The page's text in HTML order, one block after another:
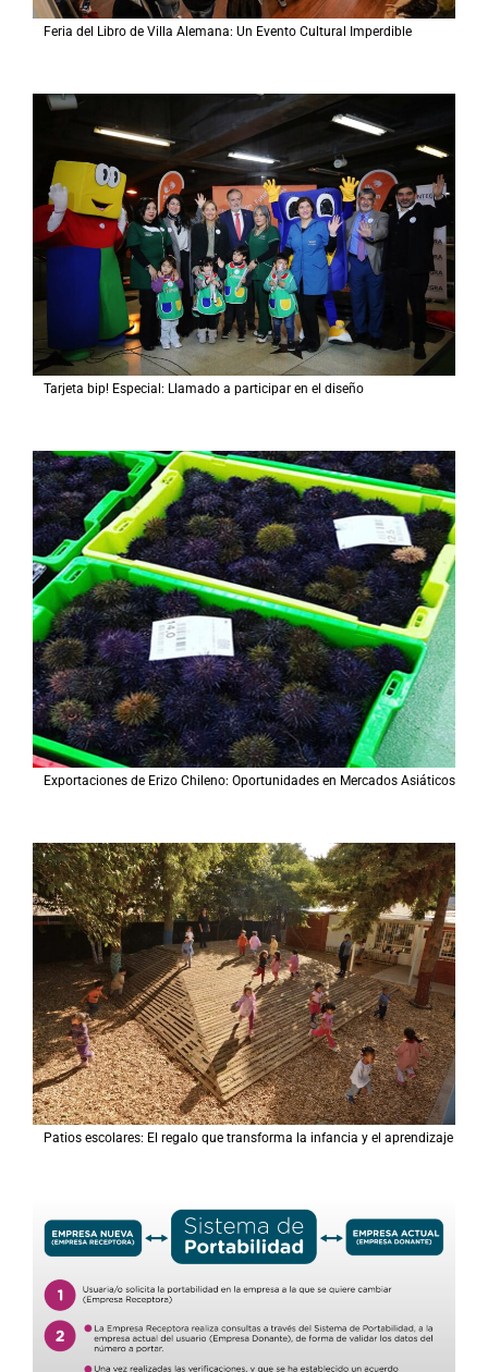
Feria del Libro de Villa Alemana: Un Evento Cultural Imperdible
Tarjeta bip! Especial: Llamado a participar en el diseño
Exportaciones de Erizo Chileno: Oportunidades en Mercados Asiáticos
Patios escolares: El regalo que transforma la infancia y el aprendizaje